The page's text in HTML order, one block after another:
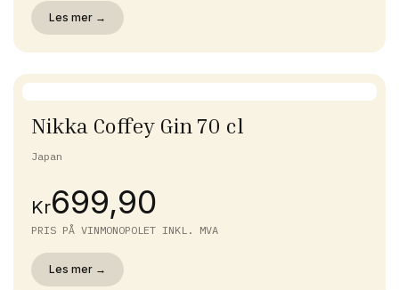
Les mer →
Nikka Coffey Gin 70 cl
Japan
Kr699,90
PRIS PÅ VINMONOPOLET INKL. MVA
Les mer →